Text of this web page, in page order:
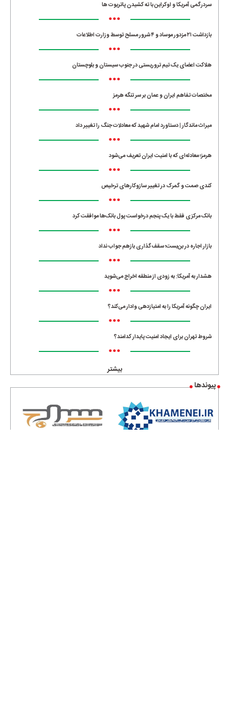
سردرگمی آمریکا و اوکراین با ته کشیدن پاتریوت ها
•••
بازداشت ۲۱ مزدور موساد و ۴ شرور مسلح توسط وزارت اطلاعات
•••
هلاکت اعضای یک تیم تروریستی در جنوب سیستان و بلوچستان
•••
مختصات تفاهم ایران و عمان بر سر تنگه هرمز
•••
میراث ماندگار | دستاورد امام شهید که معادلات جنگ را تغییر داد
•••
هرمز؛ معادله‌ای که با امنیت ایران تعریف می‌شود
•••
کندی صمت و گمرک در تغییر سازوکارهای ترخیص
•••
بانک مرکزی فقط با یک‌ پنجم درخواست پول بانک‌ها موافقت کرد
•••
بازار اجاره در بن‌بست؛ سقف‌گذاری بازهم جواب نداد
•••
هشدار به آمریکا: به زودی از منطقه اخراج می‌شوید
•••
ایران چگونه آمریکا را به امتیازدهی وادار می‌کند؟
•••
شروط تهران برای ایجاد امنیت پایدار کدامند؟
•••
بیشتر
پیوندها